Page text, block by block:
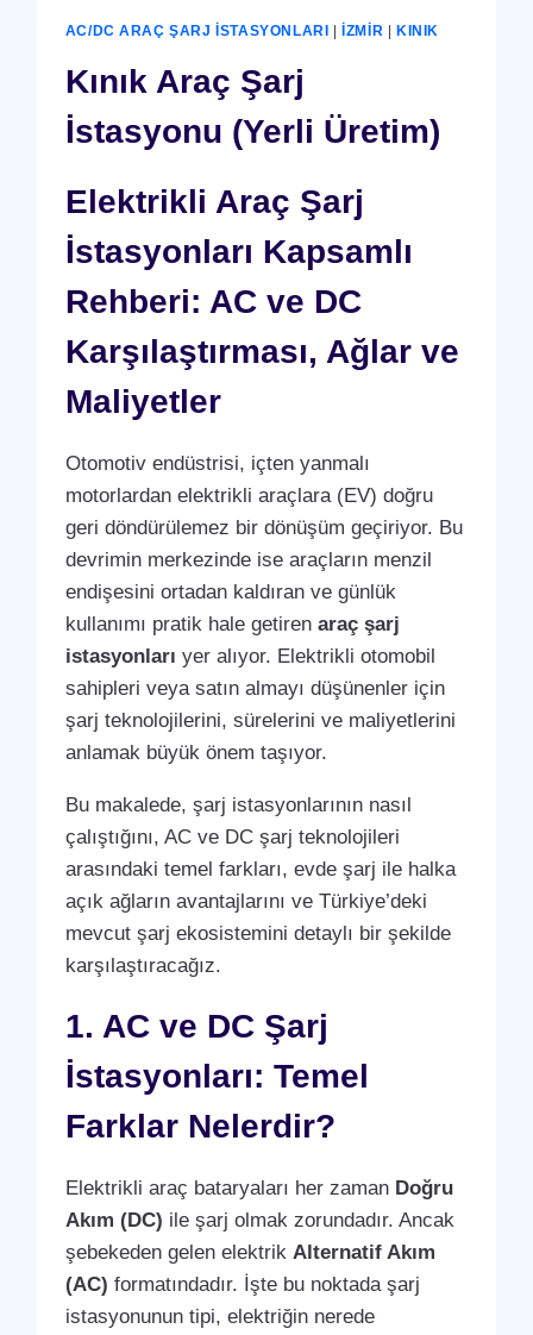
AC/DC ARAÇ ŞARJ İSTASYONLARI İZMIR KINIK
Kınık Araç Şarj
İstasyonu (Yerli Üretim)
Elektrikli Araç Şarj
İstasyonları Kapsamlı
Rehberi: AC ve DC
Karşılaştırması, Ağlar ve
Maliyetler
Otomotiv endüstrisi, içten yanmalı
motorlardan elektrikli araçlara (EV) doğru
geri döndürülemez bir dönüşüm geçiriyor. Bu
devrimin merkezinde ise araçların menzil
endişesini ortadan kaldıran ve günlük
kullanımı pratik hale getiren araç şarj
istasyonları yer alıyor. Elektrikli otomobil
sahipleri veya satın almayı düşünenler için
şarj teknolojilerini, sürelerini ve maliyetlerini
anlamak büyük önem taşıyor.
Bu makalede, şarj istasyonlarının nasıl
çalıştığını, AC ve DC şarj teknolojileri
arasındaki temel farkları, evde şarj ile halka
açık ağların avantajlarını ve Türkiye’deki
mevcut şarj ekosistemini detaylı bir şekilde
karşılaştıracağız.
1. AC ve DC Şarj
İstasyonları: Temel
Farklar Nelerdir?
Elektrikli araç bataryaları her zaman Doğru
Akım (DC) ile şarj olmak zorundadır. Ancak
şebekeden gelen elektrik Alternatif Akım
(AC) formatındadır. İşte bu noktada şarj
istasyonunun tipi, elektriğin nerede